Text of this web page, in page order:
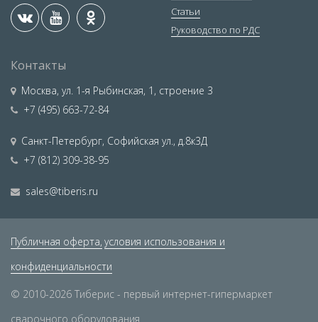
Статьи
Руководство по РДС
Контакты
Москва, ул. 1-я Рыбинская, 1, строение 3
+7 (495) 663-72-84
Санкт-Петербург, Софийская ул., д.8к3Д
+7 (812) 309-38-95
sales@tiberis.ru
Публичная оферта, условия использования и
конфиденциальности
© 2010-2026 Тиберис - первый интернет-гипермаркет
сварочного оборудования